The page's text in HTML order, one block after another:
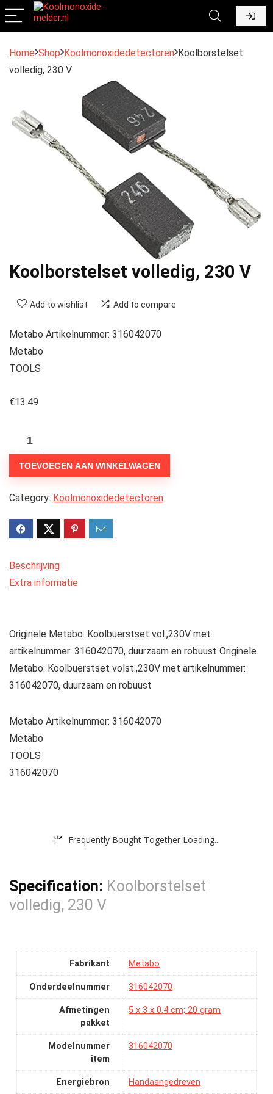
Home Shop Koolmonoxidedetectoren Koolborstelset
volledig, 230 V
Koolborstelset volledig, 230 V
Add to wishlist Add to compare
Metabo Artikelnummer: 316042070
Metabo
TOOLS
€13.49
Koolborstelset
volledig,
230
hoeveelheid
TOEVOEGEN AAN WINKELWAGEN
Category: Koolmonoxidedetectoren
Beschrijving
Extra informatie
Originele Metabo: Koolbuerstset vol.,230V met
artikelnummer: 316042070, duurzaam en robuust Originele
Metabo: Koolbuerstset volst.,230V met artikelnummer:
316042070, duurzaam en robuust
Metabo Artikelnummer: 316042070
Metabo
TOOLS
316042070
Frequently Bought Together Loading...
Specification: Koolborstelset
volledig, 230 V
Fabrikant ‎Metabo
Onderdeelnummer ‎316042070
Afmetingen
pakket
‎5 x 3 x 0.4 cm; 20 gram
Modelnummer
item
‎316042070
Energiebron ‎Handaangedreven